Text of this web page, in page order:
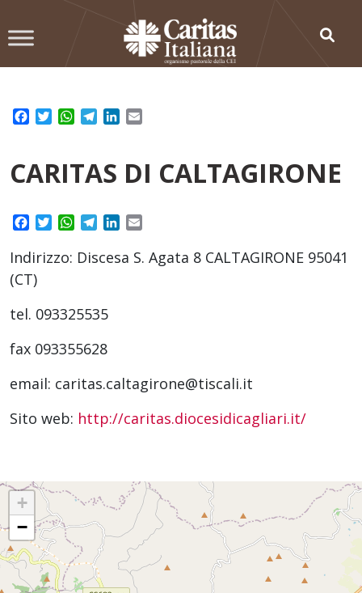
to
Facebook
TwitterWhatsApp
TelegramLinkedIn
CARITAS DI CALTAGIRONE
Facebook
TwitterWhatsApp
TelegramLinkedIn
Indirizzo: Discesa S. Agata 8 CALTAGIRONE 95041
(CT)
tel. 093325535
fax 093355628
email: caritas.caltagirone@tiscali.it
Sito web: http://caritas.diocesidicagliari.it/
+
−